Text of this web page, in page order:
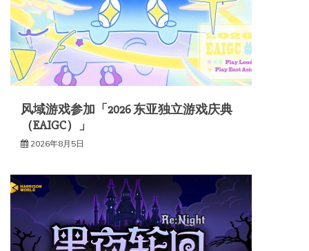
风域游戏参加「2026 东亚独立游戏庆典
（EAIGC）」
2026年8月5日